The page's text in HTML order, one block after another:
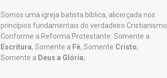
Somos uma igreja batista bíblica, alicerçada nos
princípios fundamentais do verdadeiro Cristianismo.
Conforme a Reforma Protestante: Somente a
Escritura, Somente a Fé, Somente Cristo,
Somente a Deus a Glória;